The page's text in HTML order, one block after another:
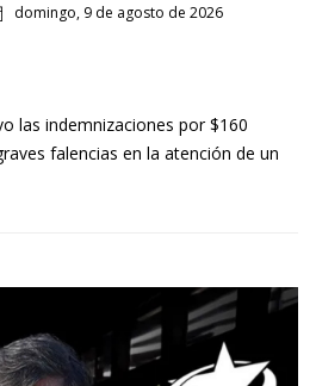
domingo, 9 de agosto de 2026
las indemnizaciones por $160
falencias en la atención de un